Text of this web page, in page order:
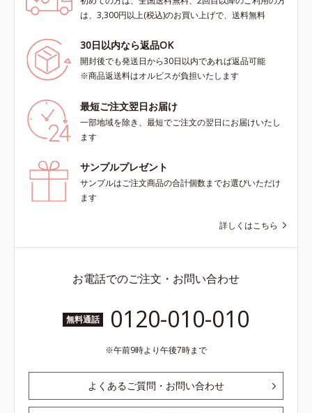
は、3,300円以上(税込)のお買い上げで、送料無料
30日以内なら返品OK
開封後でも発送日から30日以内であれば返品可能
※商品返送料はオルビスが負担いたします
最短ご注文翌日お届け
一部地域を除き、最短でご注文の翌日にお届けいたし
ます
サンプルプレゼント
サンプルはご注文商品の合計個数までお選びいただけ
ます
詳しくはこちら
お電話でのご注文・お問い合わせ
無料通話 0120-010-010
午前9時より午後7時まで
よくあるご質問・お問い合わせ